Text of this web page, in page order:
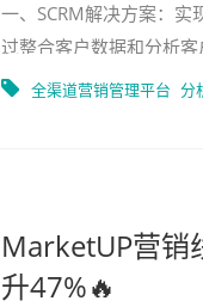
一、SCRM解决方案：实
过整合客户数据和分析
展和客户需求的变化，
全渠道营销管理平台 分
MarketUP营销
升47%🔥